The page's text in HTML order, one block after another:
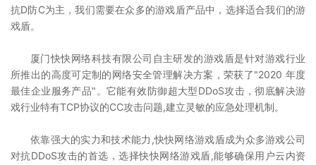
抗D防C为主，我们需要在众多的游戏盾产品中，选择适合我们的游
戏盾。
厦门快快网络科技有限公司自主研发的游戏盾是针对游戏行业
所推出的高度可定制的网络安全管理解决方案，荣获了"2020 年度
最佳企业服务产品"。它能有效防御超大型DDoS攻击，彻底解决游
戏行业特有TCP协议的CC攻击问题,建立灵敏的应急处理机制。
依靠强大的实力和技术能力,快快网络游戏盾成为众多游戏公司
对抗DDoS攻击的首选，选择快快网络游戏盾,能够确保用户云内资